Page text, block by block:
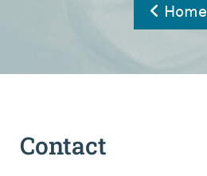
Home
Contact